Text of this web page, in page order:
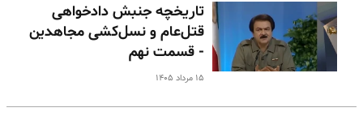
تاریخچه جنبش دادخواهی
قتل‌عام و نسل‌کشی مجاهدین
- قسمت نهم
۱۵ مرداد ۱۴۰۵